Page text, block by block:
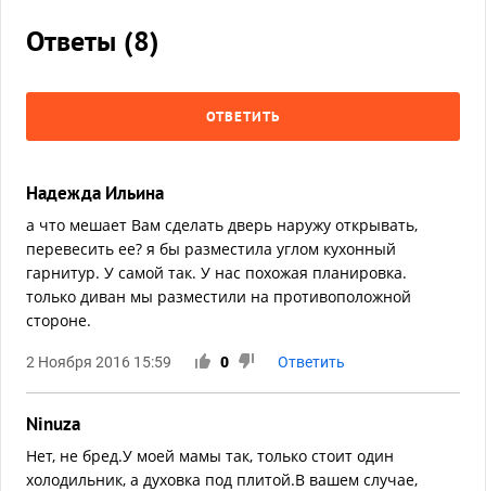
Ответы (8)
ОТВЕТИТЬ
Надежда Ильина
а что мешает Вам сделать дверь наружу открывать,
перевесить ее? я бы разместила углом кухонный
гарнитур. У самой так. У нас похожая планировка.
только диван мы разместили на противоположной
стороне.
2 Ноября 2016 15:59 0 Ответить
Ninuza
Нет, не бред.У моей мамы так, только стоит один
холодильник, а духовка под плитой.В вашем случае,